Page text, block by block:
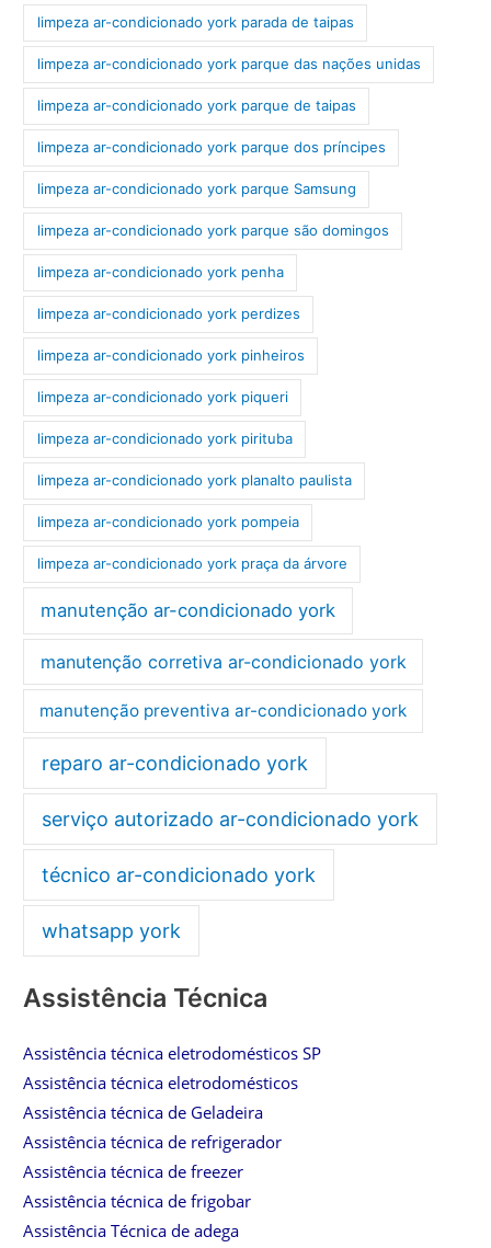
limpeza ar-condicionado york parada de taipas
limpeza ar-condicionado york parque das nações unidas
limpeza ar-condicionado york parque de taipas
limpeza ar-condicionado york parque dos príncipes
limpeza ar-condicionado york parque Samsung
limpeza ar-condicionado york parque são domingos
limpeza ar-condicionado york penha
limpeza ar-condicionado york perdizes
limpeza ar-condicionado york pinheiros
limpeza ar-condicionado york piqueri
limpeza ar-condicionado york pirituba
limpeza ar-condicionado york planalto paulista
limpeza ar-condicionado york pompeia
limpeza ar-condicionado york praça da árvore
manutenção ar-condicionado york
manutenção corretiva ar-condicionado york
manutenção preventiva ar-condicionado york
reparo ar-condicionado york
serviço autorizado ar-condicionado york
técnico ar-condicionado york
whatsapp york
Assistência Técnica
Assistência técnica eletrodomésticos SP
Assistência técnica eletrodomésticos
Assistência técnica de Geladeira
Assistência técnica de refrigerador
Assistência técnica de freezer
Assistência técnica de frigobar
Assistência Técnica de adega